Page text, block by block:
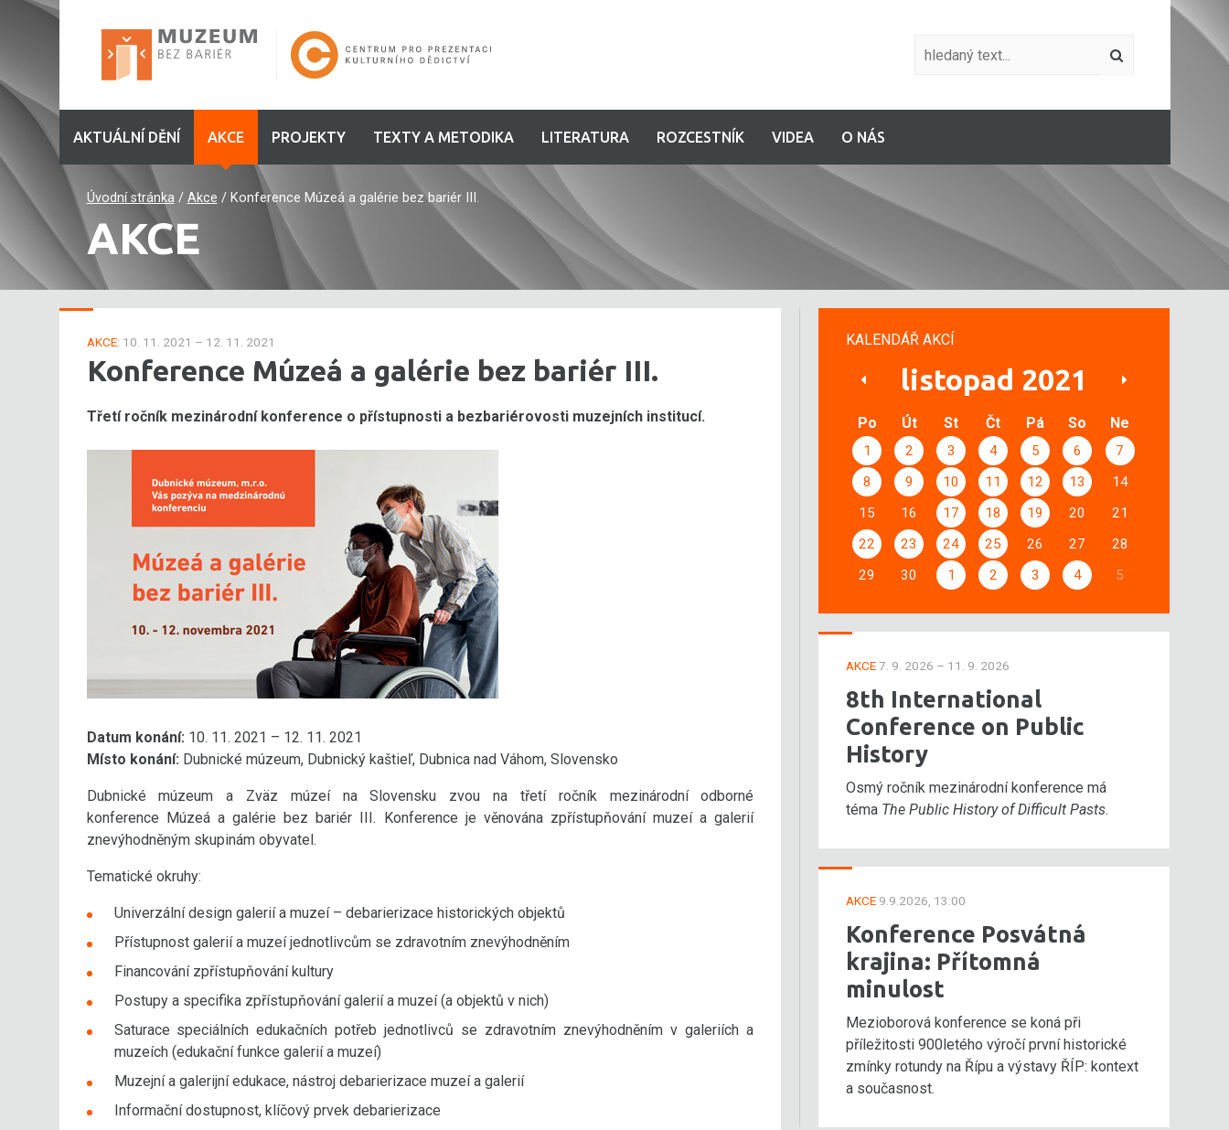
AKTUÁLNÍ DĚNÍ AKCE PROJEKTY TEXTY A METODIKA LITERATURA ROZCESTNÍK VIDEA O NÁS
Úvodní stránka/ Akce / Konference Múzeá a galérie bez bariér III.
AKCE
AKCE: 10. 11. 2021 – 12. 11. 2021
Konference Múzeá a galérie bez bariér III.
Třetí ročník mezinárodní konference o přístupnosti a bezbariérovosti muzejních institucí.
Datum konání: 10. 11. 2021 – 12. 11. 2021
Místo konání: Dubnické múzeum, Dubnický kaštieľ, Dubnica nad Váhom, Slovensko
Dubnické múzeum a Zväz múzeí na Slovensku zvou na třetí ročník mezinárodní odborné
konference Múzeá a galérie bez bariér III. Konference je věnována zpřístupňování muzeí a galerií
znevýhodněným skupinám obyvatel.
Tematické okruhy:
Univerzální design galerií a muzeí – debarierizace historických objektů
Přístupnost galerií a muzeí jednotlivcům se zdravotním znevýhodněním
Financování zpřístupňování kultury
Postupy a specifika zpřístupňování galerií a muzeí (a objektů v nich)
Saturace speciálních edukačních potřeb jednotlivců se zdravotním znevýhodněním v galeriích a
muzeích (edukační funkce galerií a muzeí)
Muzejní a galerijní edukace, nástroj debarierizace muzeí a galerií
Informační dostupnost, klíčový prvek debarierizace
KALENDÁŘ AKCÍ
listopad 2021
Po Út St Čt Pá So Ne
1 2 3 4 5 6
7
8
9 10 11 12 13
14
15
16 17 18 19 20
21
22
23 24 25 26 27
28
29
30 1 2 3 4 5
AKCE7. 9. 2026 – 11. 9. 2026
8th International
Conference on Public
History
Osmý ročník mezinárodní konference má
téma The Public History of Difficult Pasts.
AKCE 9.9.2026, 13:00
Konference Posvátná
krajina: Přítomná
minulost
Mezioborová konference se koná při
příležitosti 900letého výročí první historické
zmínky rotundy na Řípu a výstavy ŘÍP: kontext
a současnost.